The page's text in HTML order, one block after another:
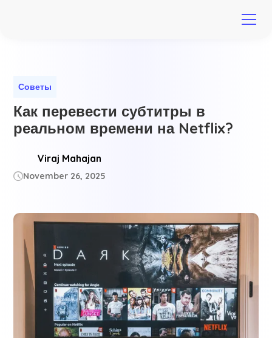
Советы
Как перевести субтитры в
реальном времени на Netflix?
Viraj Mahajan
November 26, 2025